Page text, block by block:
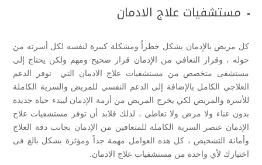
مستشفيات علاج الادمان
كل مريض بالإدمان يشكل خطراُ ومشكلة كبيرة لنفسه لكل أسرته من
حوله ، وقرار التعافي من الإدمان قرار صحيح ومهم ولكن يحتاج إلى
مستشفى متخصص من مستشفيات علاج الادمان التي توفر الدعم
العلاجي الكامل بالإضافة إلى الدعم النفسي للمريض والسرية الكاملة
للأسرة والمريض لكي يخرج المريض من أزمة الإدمان ليبدء حياة جديدة
بدون عناء ولا مرض ولا تعاطي ، لذلك فلابد أن توفر مستشفيات علاج
الإدمان عنصر السرية الكاملة للمتعافين من الإدمان بجانب دقة العلاج
وأمانة التشخيص ، كل هذه العوامل مهمة جداً ومؤثرة بشكل بالغ فى
اختيارك لأي واحدة من مستشفيات علاج الادمان.